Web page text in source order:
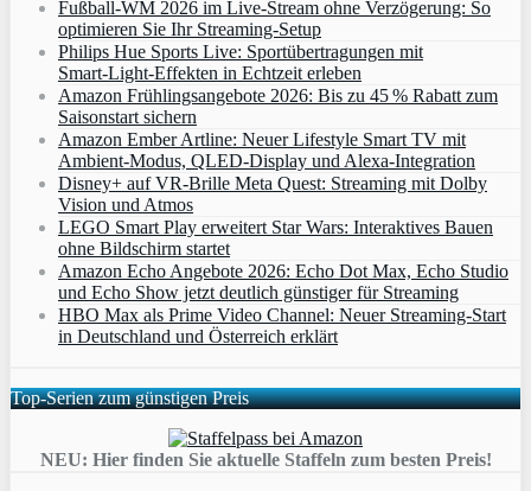
Fußball-WM 2026 im Live-Stream ohne Verzögerung: So
optimieren Sie Ihr Streaming-Setup
Philips Hue Sports Live: Sportübertragungen mit
Smart‑Light‑Effekten in Echtzeit erleben
Amazon Frühlingsangebote 2026: Bis zu 45 % Rabatt zum
Saisonstart sichern
Amazon Ember Artline: Neuer Lifestyle Smart TV mit
Ambient‑Modus, QLED‑Display und Alexa‑Integration
Disney+ auf VR-Brille Meta Quest: Streaming mit Dolby
Vision und Atmos
LEGO Smart Play erweitert Star Wars: Interaktives Bauen
ohne Bildschirm startet
Amazon Echo Angebote 2026: Echo Dot Max, Echo Studio
und Echo Show jetzt deutlich günstiger für Streaming
HBO Max als Prime Video Channel: Neuer Streaming‑Start
in Deutschland und Österreich erklärt
Top-Serien zum günstigen Preis
NEU: Hier finden Sie aktuelle Staffeln zum besten Preis!